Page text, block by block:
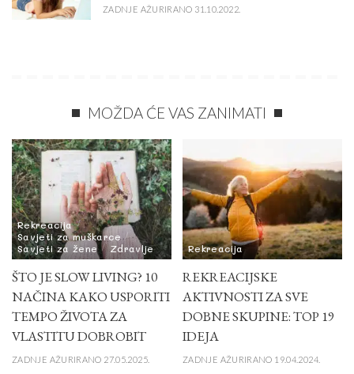
ZADNJE AŽURIRANO 31.10.2022.
MOŽDA ĆE VAS ZANIMATI
Rekreacija
Savjeti za muškarce
Savjeti za žene
Zdravlje
ŠTO JE SLOW LIVING? 10
NAČINA KAKO USPORITI
TEMPO ŽIVOTA ZA
VLASTITU DOBROBIT
ZADNJE AŽURIRANO 27.05.2025.
Rekreacija
REKREACIJSKE
AKTIVNOSTI ZA SVE
DOBNE SKUPINE: TOP 19
IDEJA
ZADNJE AŽURIRANO 19.04.2024.